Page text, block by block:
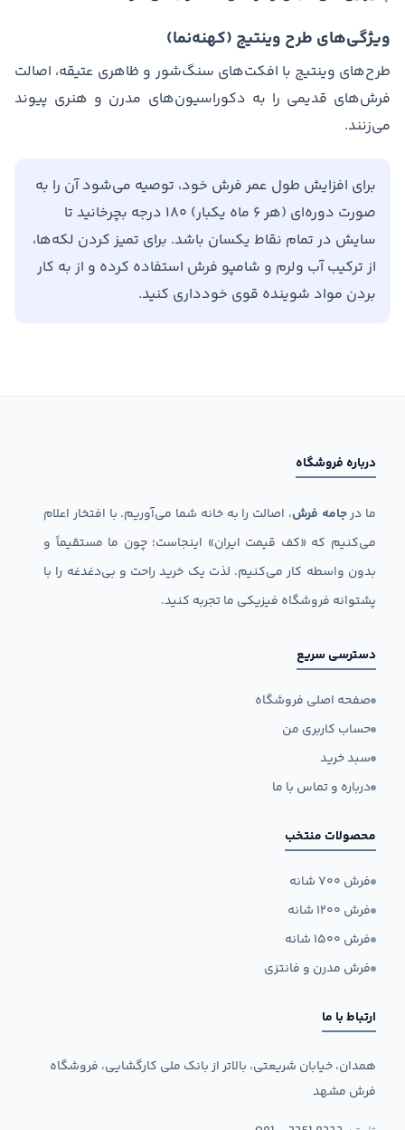
ویژگی‌های طرح وینتیج (کهنه‌نما)
طرح‌های وینتیج با افکت‌های سنگ‌شور و ظاهری عتیقه، اصالت
فرش‌های قدیمی را به دکوراسیون‌های مدرن و هنری پیوند
می‌زنند.
برای افزایش طول عمر فرش خود، توصیه می‌شود آن را به
صورت دوره‌ای (هر ۶ ماه یکبار) ۱۸۰ درجه بچرخانید تا
سایش در تمام نقاط یکسان باشد. برای تمیز کردن لکه‌ها،
از ترکیب آب ولرم و شامپو فرش استفاده کرده و از به کار
بردن مواد شوینده قوی خودداری کنید.
درباره فروشگاه
ما درجامه فرش، اصالت را به خانه شما می‌آوریم. با افتخار اعلام
می‌کنیم که «کف قیمت ایران» اینجاست؛ چون ما مستقیماً و
بدون واسطه کار می‌کنیم. لذت یک خرید راحت و بی‌دغدغه را با
پشتوانه فروشگاه فیزیکی ما تجربه کنید.
دسترسی سریع
صفحه اصلی فروشگاه
حساب کاربری من
سبد خرید
درباره و تماس با ما
محصولات منتخب
فرش ۷۰۰ شانه
فرش ۱۲۰۰ شانه
فرش ۱۵۰۰ شانه
فرش مدرن و فانتزی
ارتباط با ما
همدان، خیابان شریعتی، بالاتر از بانک ملی کارگشایی، فروشگاه
فرش مشهد